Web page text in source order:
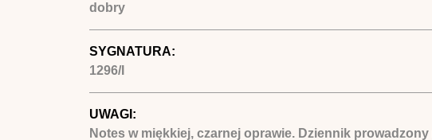
dobry
SYGNATURA:
1296/I
UWAGI:
Notes w miękkiej, czarnej oprawie. Dziennik